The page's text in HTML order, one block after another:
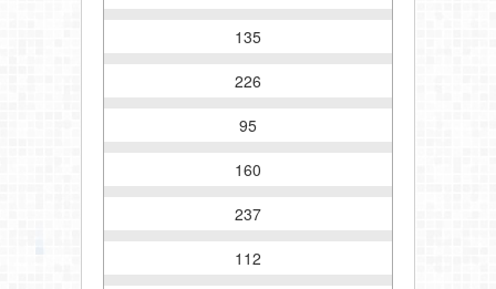
135
226
95
160
237
112